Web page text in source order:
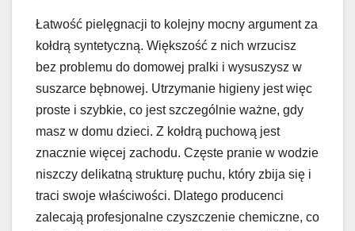
Łatwość pielęgnacji to kolejny mocny argument za
kołdrą syntetyczną. Większość z nich wrzucisz
bez problemu do domowej pralki i wysuszysz w
suszarce bębnowej. Utrzymanie higieny jest więc
proste i szybkie, co jest szczególnie ważne, gdy
masz w domu dzieci. Z kołdrą puchową jest
znacznie więcej zachodu. Częste pranie w wodzie
niszczy delikatną strukturę puchu, który zbija się i
traci swoje właściwości. Dlatego producenci
zalecają profesjonalne czyszczenie chemiczne, co